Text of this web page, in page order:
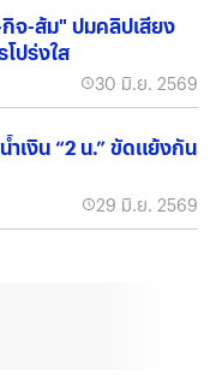
จ-ส้ม" ปมคลิปเสียง
ปร่งใส
30 มิ.ย. 2569
ำเงิน “2 น.” ขัดแย้งกัน
29 มิ.ย. 2569